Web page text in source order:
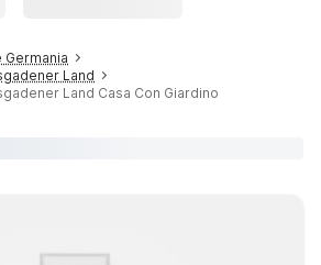
Germania
Land
Land Casa Con Giardino